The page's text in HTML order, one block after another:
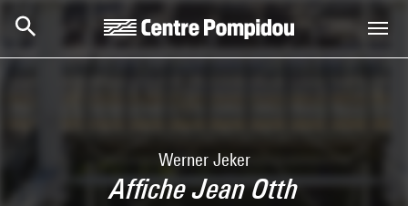
Werner Jeker
Affiche Jean Otth